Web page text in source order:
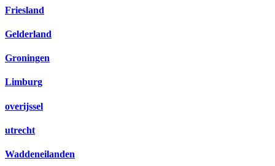
Friesland
Gelderland
Groningen
Limburg
overijssel
utrecht
Waddeneilanden